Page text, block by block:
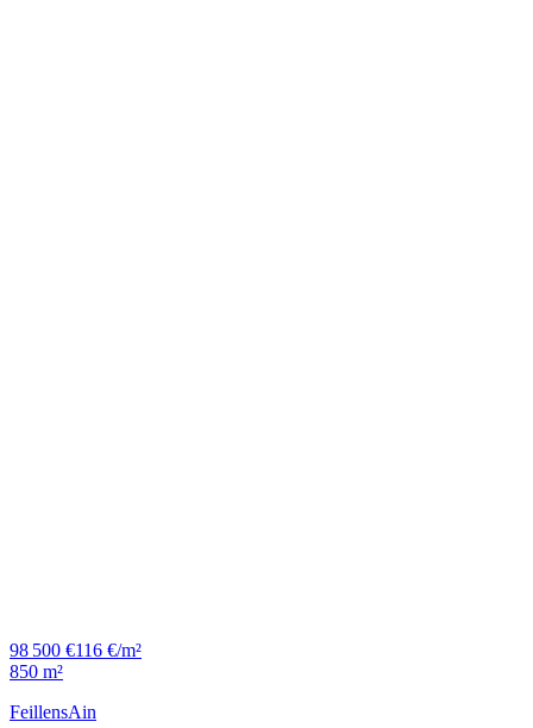
98 500 €116 €/m²
850 m²
FeillensAin